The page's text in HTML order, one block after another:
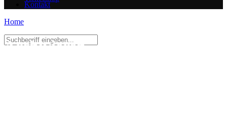
Kontakt
Home
Archivieren